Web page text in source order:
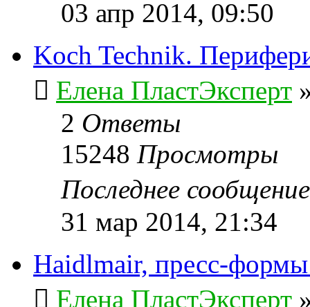
03 апр 2014, 09:50
Koch Technik.
Елена ПластЭксперт
2 Ответы
15248 Просмотры
Последнее
31 мар 2014, 21:34
Haidlmair, пресс-
Елена ПластЭксперт